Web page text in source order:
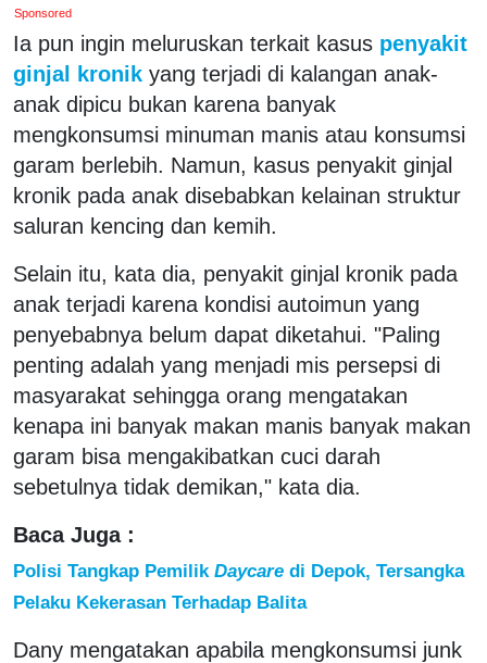
Sponsored
Ia pun ingin meluruskan terkait kasus penyakit
ginjal kronik yang terjadi di kalangan anak-
anak dipicu bukan karena banyak
mengkonsumsi minuman manis atau konsumsi
garam berlebih. Namun, kasus penyakit ginjal
kronik pada anak disebabkan kelainan struktur
saluran kencing dan kemih.
Selain itu, kata dia, penyakit ginjal kronik pada
anak terjadi karena kondisi autoimun yang
penyebabnya belum dapat diketahui. "Paling
penting adalah yang menjadi mis persepsi di
masyarakat sehingga orang mengatakan
kenapa ini banyak makan manis banyak makan
garam bisa mengakibatkan cuci darah
sebetulnya tidak demikan," kata dia.
Baca Juga :
Polisi Tangkap Pemilik Daycare di Depok, Tersangka
Pelaku Kekerasan Terhadap Balita
Dany mengatakan apabila mengkonsumsi junk